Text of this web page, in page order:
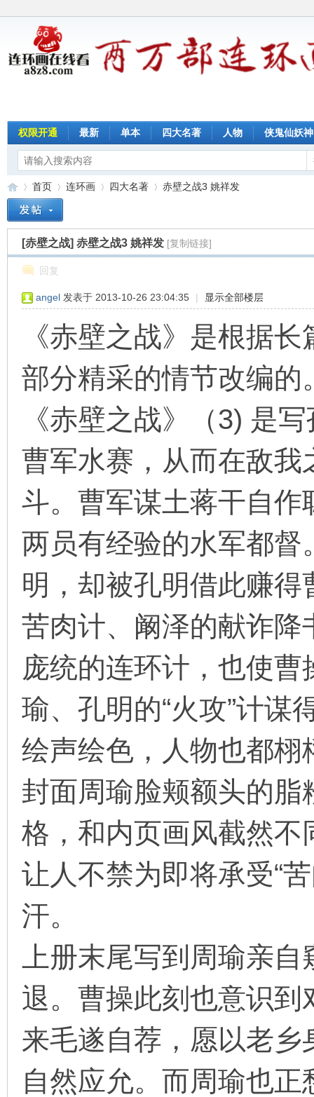
权限开通 最新 单本 四大名著 人物 侠鬼仙妖神
»
首页
›
连环画
›
四大名著
›
赤壁之战3 姚祥发
[赤壁之战] 赤壁之战3 姚祥发 [复制链接]
回复
angel 发表于 2013-10-26 23:04:35 | 显示全部楼层
《赤壁之战》是根据
部分精采的情节改编
《赤壁之战》（3) 是
曹军水赛，从而在敌
斗。曹军谋土蒋干自
两员有经验的水军都
明，却被孔明借此赚
苦肉计、阚泽的献诈
庞统的连环计，也使
瑜、孔明的“火攻”计谋
绘声绘色，人物也都栩
封面周瑜脸颊额头的
格，和内页画风截然
让人不禁为即将承受“
汗。
上册末尾写到周瑜亲
退。曹操此刻也意识
来毛遂自荐，愿以老
自然应允。而周瑜也